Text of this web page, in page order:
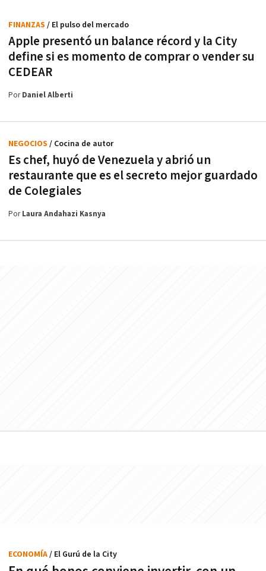
Apple presentó un balance récord y la City
define si es momento de comprar o vender su
CEDEAR
FINANZAS / El pulso del mercado
PorDaniel Alberti
Es chef, huyó de Venezuela y abrió un
restaurante que es el secreto mejor guardado
de Colegiales
NEGOCIOS / Cocina de autor
PorLaura Andahazi Kasnya
ECONOMÍA/ El Gurú de la City